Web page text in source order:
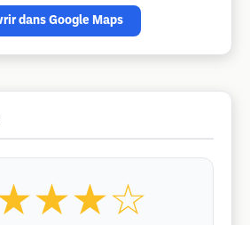
dans Google Maps